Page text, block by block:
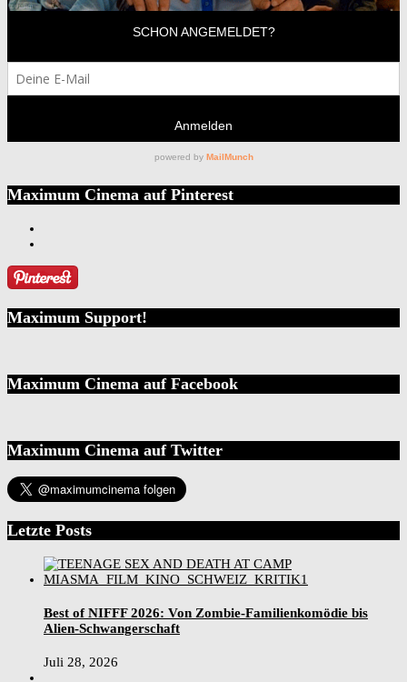
Maximum Cinema auf Pinterest
Maximum Support!
Maximum Cinema auf Facebook
Maximum Cinema auf Twitter
Letzte Posts
Best of NIFFF 2026: Von Zombie-Familienkomödie bis
Alien-Schwangerschaft
Juli 28, 2026